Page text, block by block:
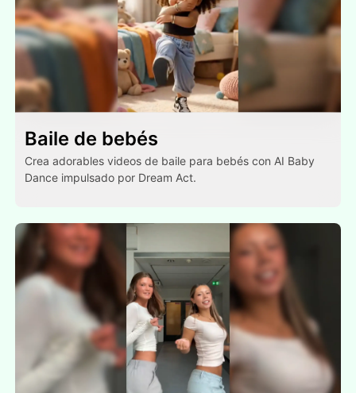
Baile de bebés
Crea adorables videos de baile para bebés con AI Baby
Dance impulsado por Dream Act.